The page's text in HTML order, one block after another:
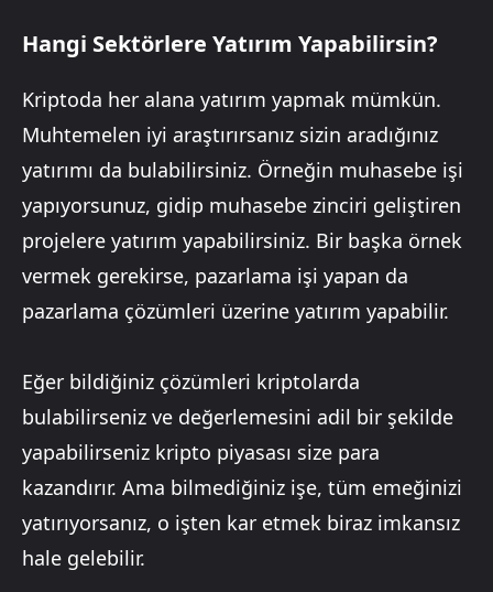
Hangi Sektörlere Yatırım Yapabilirsin?
Kriptoda her alana yatırım yapmak mümkün.
Muhtemelen iyi araştırırsanız sizin aradığınız
yatırımı da bulabilirsiniz. Örneğin muhasebe işi
yapıyorsunuz, gidip muhasebe zinciri geliştiren
projelere yatırım yapabilirsiniz. Bir başka örnek
vermek gerekirse, pazarlama işi yapan da
pazarlama çözümleri üzerine yatırım yapabilir.
Eğer bildiğiniz çözümleri kriptolarda
bulabilirseniz ve değerlemesini adil bir şekilde
yapabilirseniz kripto piyasası size para
kazandırır. Ama bilmediğiniz işe, tüm emeğinizi
yatırıyorsanız, o işten kar etmek biraz imkansız
hale gelebilir.